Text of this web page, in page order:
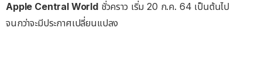
Apple Central Worldชั่วคราว เริ่ม 20 ก.ค. 64 เป็นต้นไป
จนกว่าจะมีประกาศเปลี่ยนแปลง